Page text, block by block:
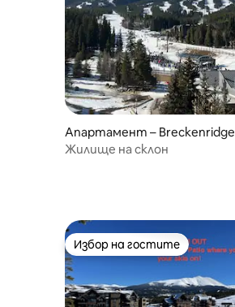
Апартамент – Breckenridge
Жилище на склон
Избор на гостите
Избор на гостите